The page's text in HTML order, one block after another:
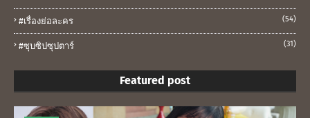
#เรื่องย่อละคร (54)
#ซุบซิปซุปตาร์ (31)
Featured post